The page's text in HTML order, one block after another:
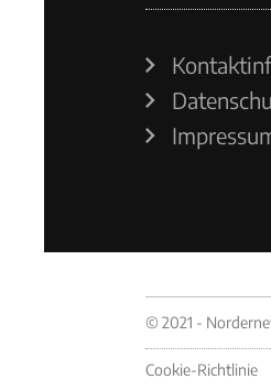
© 2021 -
Cookie-Richtlinie